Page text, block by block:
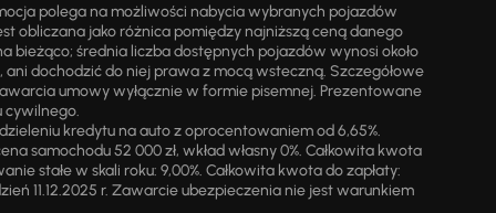
polega na możliwości nabycia wybranych pojazdów
obliczana jako różnica pomiędzy najniższą ceną danego
bieżąco; średnia liczba dostępnych pojazdów wynosi około
dochodzić do niej prawa z mocą wsteczną. Szczegółowe
umowy wyłącznie w formie pisemnej. Prezentowane
cywilnego.
kredytu na auto z oprocentowaniem od 6,65%.
samochodu 52 000 zł, wkład własny 0%. Całkowita kwota
stałe w skali roku: 9,00%. Całkowita kwota do zapłaty:
11.12.2025 r. Zawarcie ubezpieczenia nie jest warunkiem